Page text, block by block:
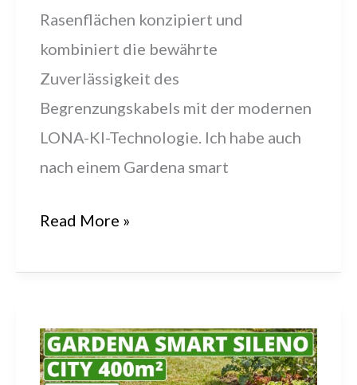
Rasenflächen konzipiert und
kombiniert die bewährte
Zuverlässigkeit des
Begrenzungskabels mit der modernen
LONA-KI-Technologie. Ich habe auch
nach einem Gardena smart
Gardena
Sileno
1500
–
Read More »